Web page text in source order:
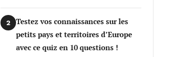
2
Testez vos connaissances sur les
petits pays et territoires d’Europe
avec ce quiz en 10 questions !